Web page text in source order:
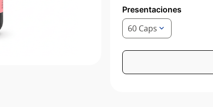
Presentaciones
60 Caps